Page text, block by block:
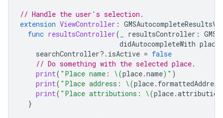
// Handle the user's selection.
extension ViewController :
func resultsController( resultsController :
didAutocompleteWith place
searchController?. isActive = false
// Do something with the selected place.
print( "Place name: \(place.name) " )
print( "Place address: \(place. formattedAddress
print( "Place attributions: \(place.
}